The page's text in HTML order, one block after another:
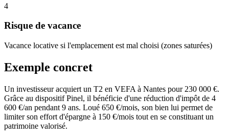
4
Risque de vacance
Vacance locative si l'emplacement est mal choisi (zones saturées)
Exemple concret
Un investisseur acquiert un T2 en VEFA à Nantes pour 230 000 €.
Grâce au dispositif Pinel, il bénéficie d'une réduction d'impôt de 4
600 €/an pendant 9 ans. Loué 650 €/mois, son bien lui permet de
limiter son effort d'épargne à 150 €/mois tout en se constituant un
patrimoine valorisé.